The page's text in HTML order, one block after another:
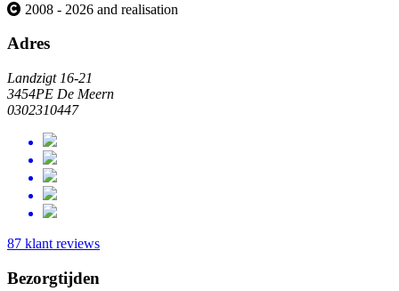
2008 - 2026 and realisation
Adres
Landzigt 16-21
3454PE De Meern
0302310447
87 klant reviews
Bezorgtijden